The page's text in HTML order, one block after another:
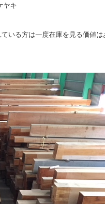
ヤキ
いる方は一度在庫を見る価値